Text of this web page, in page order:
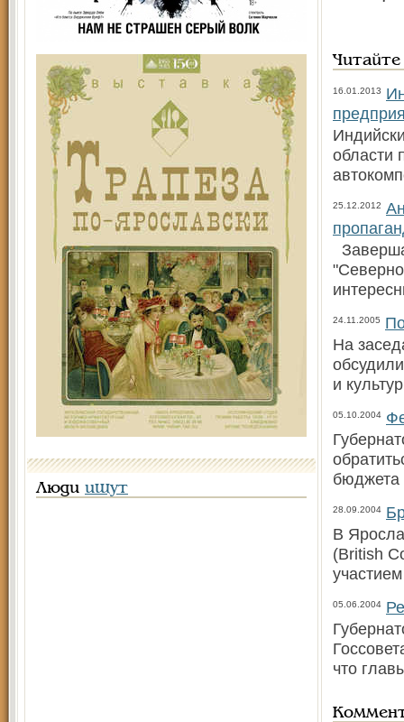
Люди ищут
16.01.2013
области
25.12.2012
24.11.2005
На
и
05.10.2004
бюджета
28.09.2004
В
(British
05.06.2004
что